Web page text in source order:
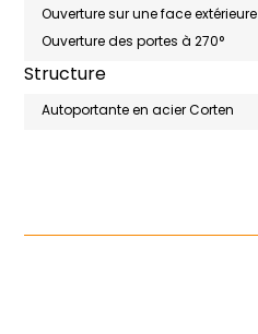
Ouverture sur une face extérieure
Ouverture des portes à 270°
Structure
Autoportante en acier Corten